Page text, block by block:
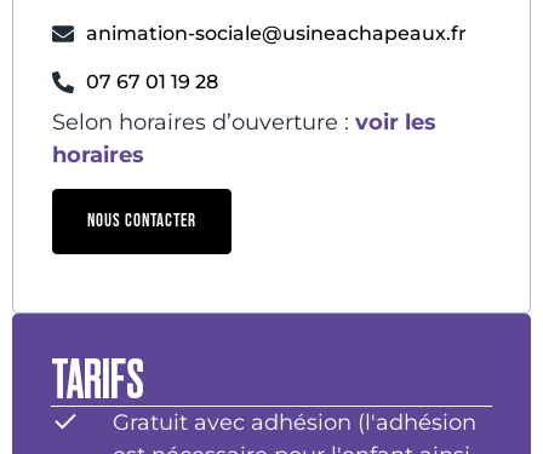
animation-sociale@usineachapeaux.fr
07 67 01 19 28
Selon horaires d’ouverture : voir les
horaires
NOUS CONTACTER
TARIFS
Gratuit avec adhésion (l'adhésion